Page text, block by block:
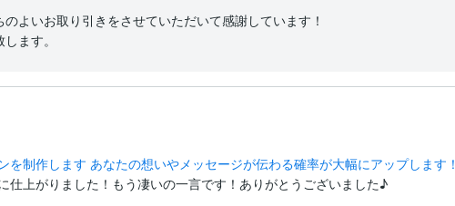
よいお取り引きをさせていただいて感謝しています！
ます。
制作します あなたの想いやメッセージが伝わる確率が大幅にアップします！
仕上がりました！もう凄いの一言です！ありがとうございました♪